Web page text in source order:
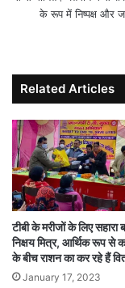
के रूप में निष्पक्ष और
Related Articles
टीबी के मरीजों के लिए सहारा
निक्षय मित्र, आर्थिक रूप से
के बीच राशन का कर रहे हैं
January 17, 2023